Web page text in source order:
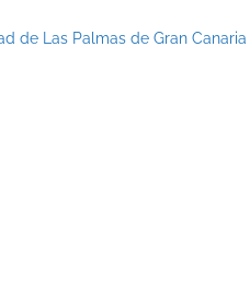
de Las Palmas de Gran Canaria